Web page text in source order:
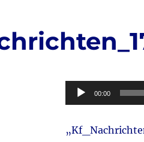
Audio-
Player
00:00